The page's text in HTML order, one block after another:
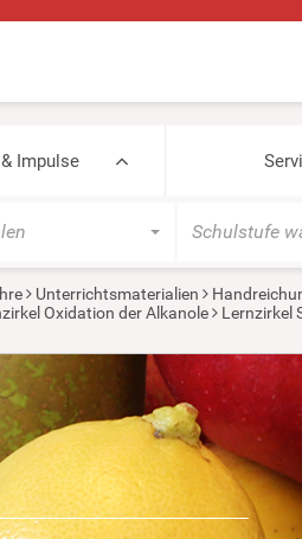
Impulse
Schulstufe
Unterrichtsmaterialien
Oxidation der Alkanole
Lernzirkel